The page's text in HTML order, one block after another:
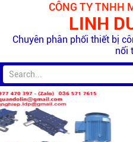
CÔNG TY TNHH
LINH
Chuyên phân phối thiết bị
nổi